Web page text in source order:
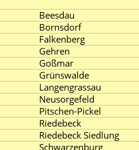
Beesdau
Bornsdorf
Falkenberg
Gehren
Goßmar
Grünswalde
Langengrassau
Neusorgefeld
Pitschen-Pickel
Riedebeck
Riedebeck Siedlung
Schwarzenburg